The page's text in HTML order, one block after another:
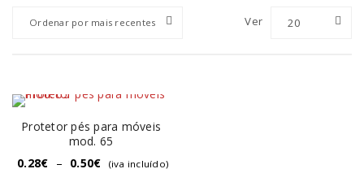
Ordenar por mais recentes Ver 20
Protetor pés para móveis
mod. 65
0.28€ – 0.50€ (iva incluído)